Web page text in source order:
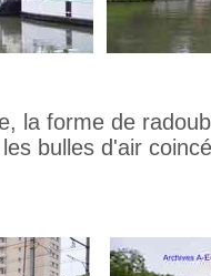
la forme de
bulles d'air